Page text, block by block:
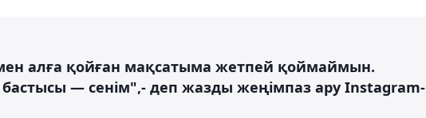
алға қойған мақсатыма жетпей қоймаймын.
— сенім",- деп жазды жеңімпаз ару Instagram-